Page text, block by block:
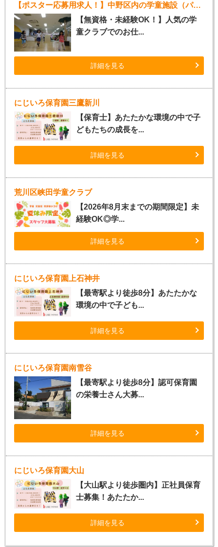
【ポスター応募用求人！】中野区内の学童施設（パート指導員）
【無資格・未経験OK！】人気の学
童クラブでのお仕...
詳細を見る
にじいろ保育園三鷹新川
【保育士】あたたかな環境の中で子
どもたちの成長を...
詳細を見る
荒川区峡田学童クラブ
【2026年8月末までの期間限定】未
経験OK◎学...
詳細を見る
にじいろ保育園上石神井
【最寄駅より徒歩8分】あたたかな
環境の中で子ども...
詳細を見る
にじいろ保育園南雪谷
【最寄駅より徒歩8分】認可保育園
の栄養士さん大募...
詳細を見る
にじいろ保育園大山
【大山駅より徒歩圏内】正社員保育
士募集！あたたか...
詳細を見る